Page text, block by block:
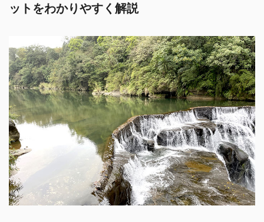
ットをわかりやすく解説